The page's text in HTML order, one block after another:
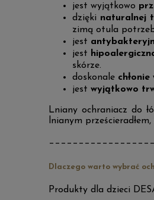
jest wyjątkowo
dzięki naturalnej
zimą otula
jest
jest
skórze.
doskonale chłonie
jest wyjątkowo
Lniany ochraniacz do
lnianym
Dlaczego warto wybrać
Produkty dla dzieci